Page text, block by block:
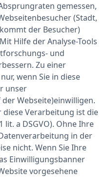
gemessen,
(Stadt,
der Besucher)
Hilfe der Analyse-Tools
und
Zu einer
wenn Sie in diese
unser
Webseite)einwilligen.
Verarbeitung ist die
lit. a DSGVO). Ohne Ihre
in der
nicht. Wenn Sie Ihre
Einwilligungsbanner
vorgesehene